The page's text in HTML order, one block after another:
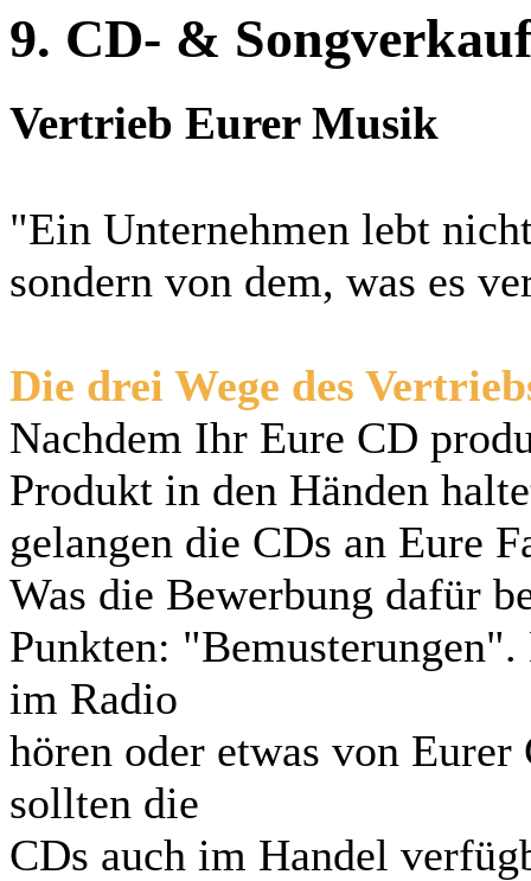
9. CD- & Songverkauf
Vertrieb Eurer Musik
"Ein Unternehmen lebt
sondern von dem, was es
Die drei Wege des
Nachdem Ihr Eure CD
Produkt in den Händen
gelangen die CDs an Eure
Was die Bewerbung dafür
Punkten:
im Radio
hören oder etwas von
sollten die
CDs auch im Handel